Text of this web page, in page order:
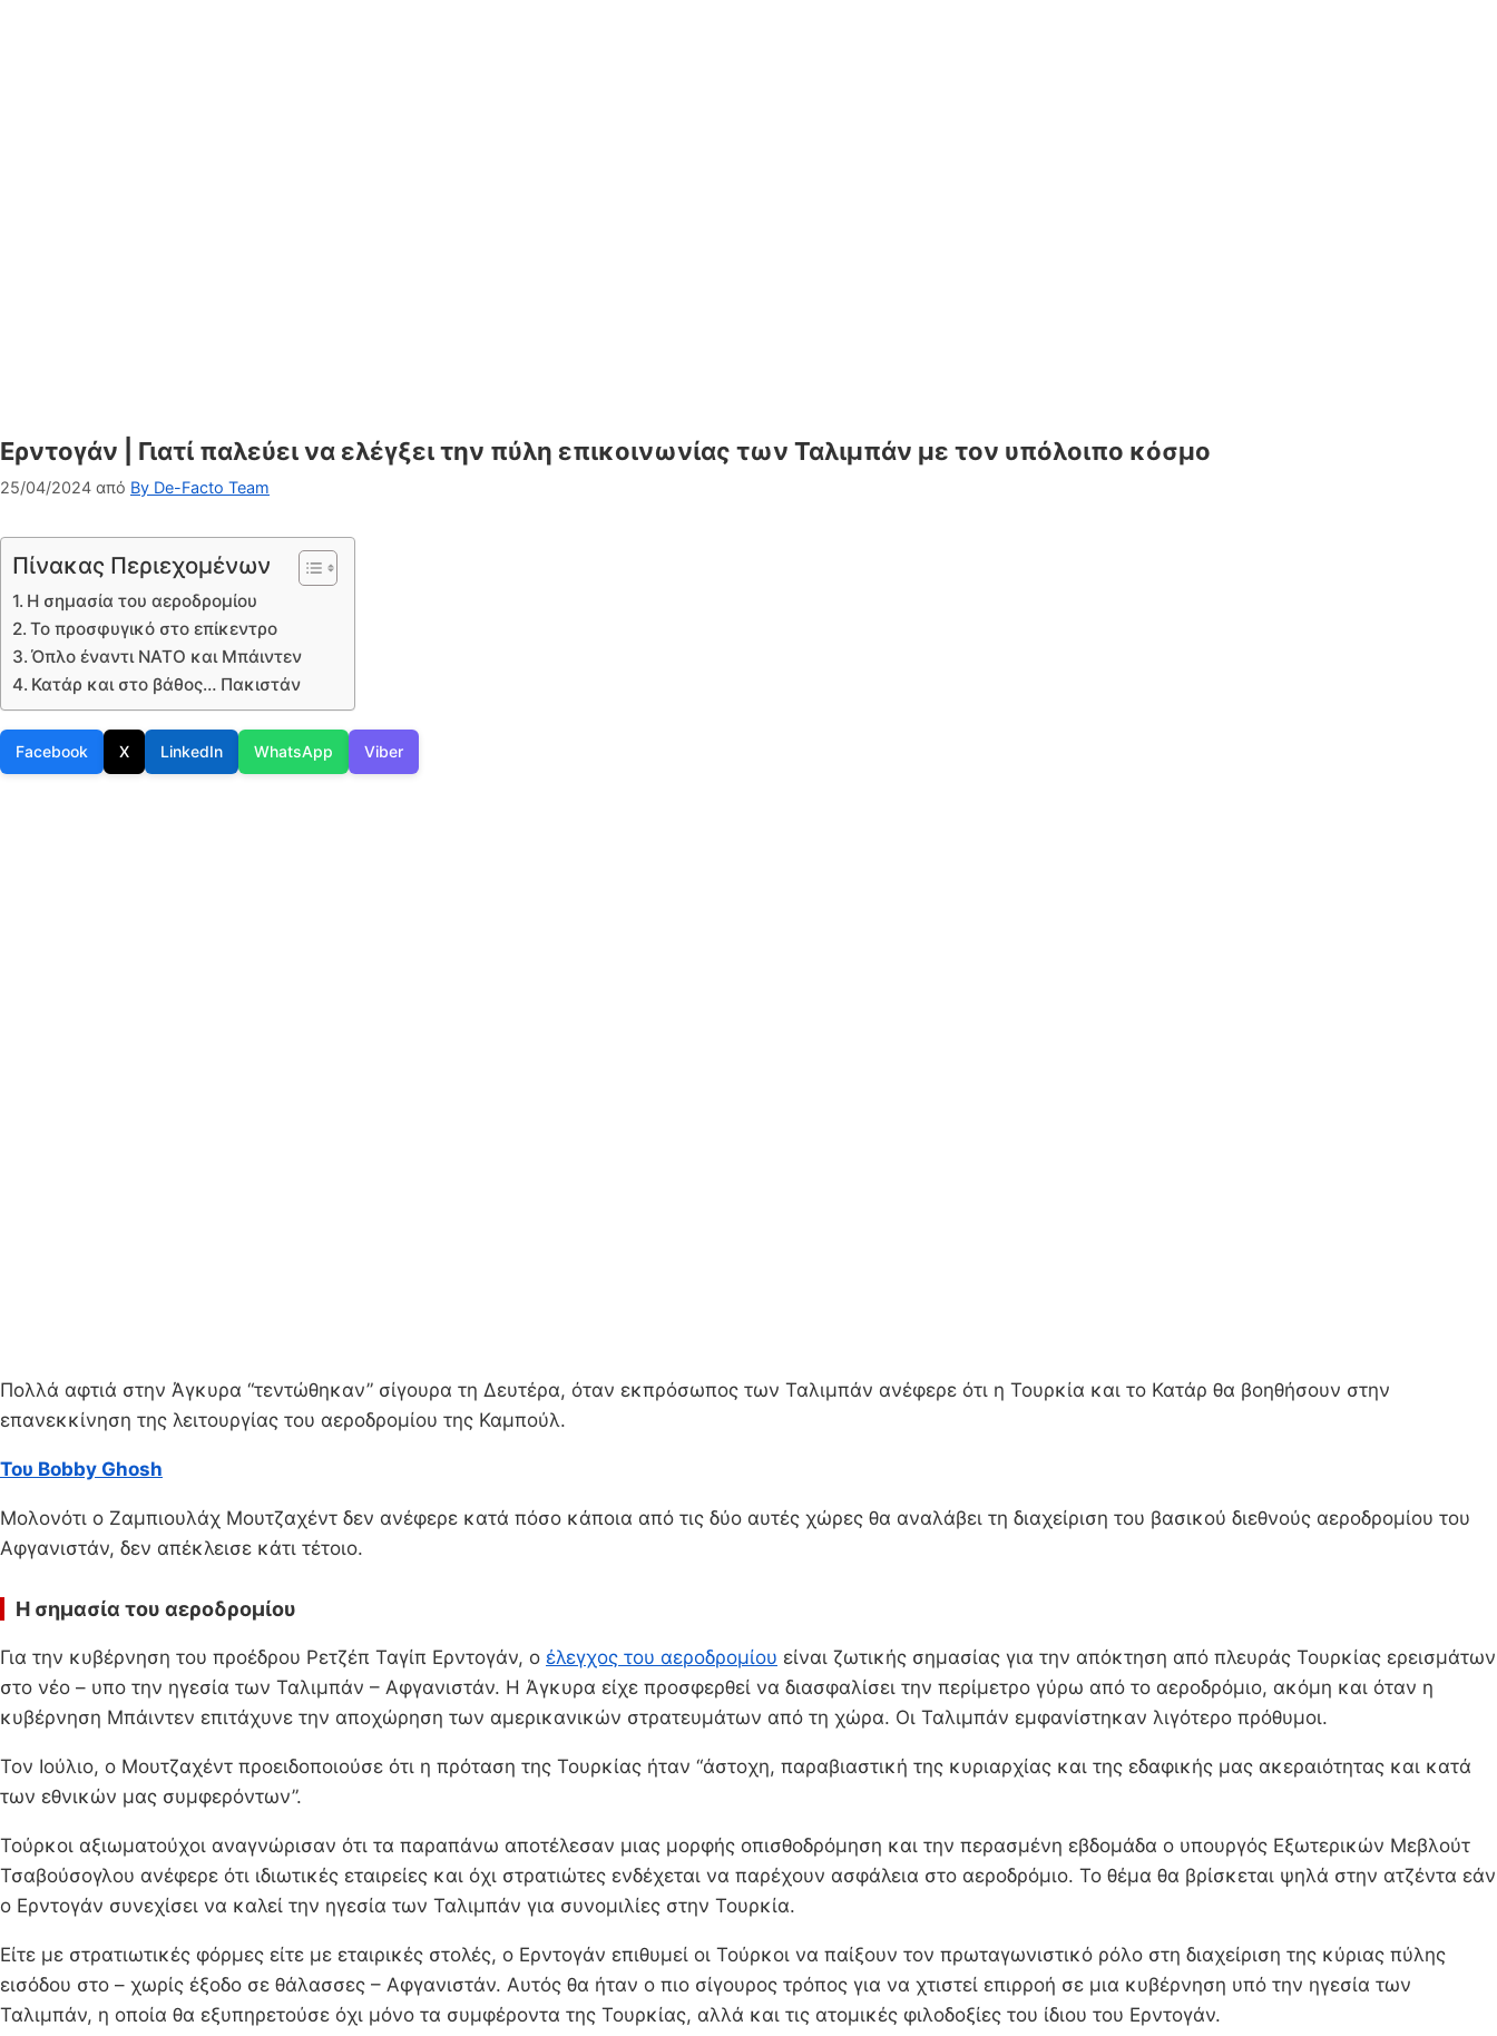
Ερντογάν | Γιατί παλεύει να ελέγξει την πύλη επικοινωνίας των Ταλιμπάν με τον υπόλοιπο κόσμο
25/04/2024 από By De-Facto Team
Πίνακας Περιεχομένων
Η σημασία του αεροδρομίου
Το προσφυγικό στο επίκεντρο
Όπλο έναντι NATO και Μπάιντεν
Κατάρ και στο βάθος… Πακιστάν
Facebook X LinkedIn WhatsApp Viber
Πολλά αφτιά στην Άγκυρα “τεντώθηκαν” σίγουρα τη Δευτέρα, όταν εκπρόσωπος των Ταλιμπάν ανέφερε ότι η Τουρκία και το Κατάρ θα βοηθήσουν στην
επανεκκίνηση της λειτουργίας του αεροδρομίου της Καμπούλ.
Του Bobby Ghosh
Μολονότι ο Ζαμπιουλάχ Μουτζαχέντ δεν ανέφερε κατά πόσο κάποια από τις δύο αυτές χώρες θα αναλάβει τη διαχείριση του βασικού διεθνούς αεροδρομίου του
Αφγανιστάν, δεν απέκλεισε κάτι τέτοιο.
Η σημασία του αεροδρομίου
Για την κυβέρνηση του προέδρου Ρετζέπ Ταγίπ Ερντογάν, ο έλεγχος του αεροδρομίου είναι ζωτικής σημασίας για την απόκτηση από πλευράς Τουρκίας ερεισμάτων
στο νέο – υπο την ηγεσία των Ταλιμπάν – Αφγανιστάν. Η Άγκυρα είχε προσφερθεί να διασφαλίσει την περίμετρο γύρω από το αεροδρόμιο, ακόμη και όταν η
κυβέρνηση Μπάιντεν επιτάχυνε την αποχώρηση των αμερικανικών στρατευμάτων από τη χώρα. Οι Ταλιμπάν εμφανίστηκαν λιγότερο πρόθυμοι.
Τον Ιούλιο, ο Μουτζαχέντ προειδοποιούσε ότι η πρόταση της Τουρκίας ήταν “άστοχη, παραβιαστική της κυριαρχίας και της εδαφικής μας ακεραιότητας και κατά
των εθνικών μας συμφερόντων”.
Τούρκοι αξιωματούχοι αναγνώρισαν ότι τα παραπάνω αποτέλεσαν μιας μορφής οπισθοδρόμηση και την περασμένη εβδομάδα ο υπουργός Εξωτερικών Μεβλούτ
Τσαβούσογλου ανέφερε ότι ιδιωτικές εταιρείες και όχι στρατιώτες ενδέχεται να παρέχουν ασφάλεια στο αεροδρόμιο. Το θέμα θα βρίσκεται ψηλά στην ατζέντα εάν
ο Ερντογάν συνεχίσει να καλεί την ηγεσία των Ταλιμπάν για συνομιλίες στην Τουρκία.
Είτε με στρατιωτικές φόρμες είτε με εταιρικές στολές, ο Ερντογάν επιθυμεί οι Τούρκοι να παίξουν τον πρωταγωνιστικό ρόλο στη διαχείριση της κύριας πύλης
εισόδου στο – χωρίς έξοδο σε θάλασσες – Αφγανιστάν. Αυτός θα ήταν ο πιο σίγουρος τρόπος για να χτιστεί επιρροή σε μια κυβέρνηση υπό την ηγεσία των
Ταλιμπάν, η οποία θα εξυπηρετούσε όχι μόνο τα συμφέροντα της Τουρκίας, αλλά και τις ατομικές φιλοδοξίες του ίδιου του Ερντογάν.